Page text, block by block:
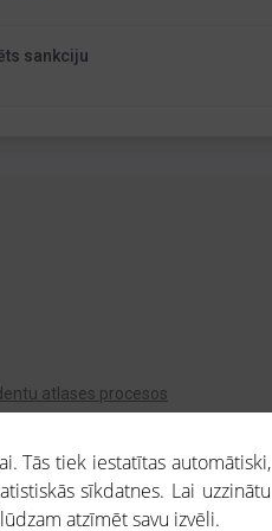
sankciju
atlases procesos
Tās tiek iestatītas automātiski,
sīkdatnes. Lai uzzinātu
atzīmēt savu izvēli.